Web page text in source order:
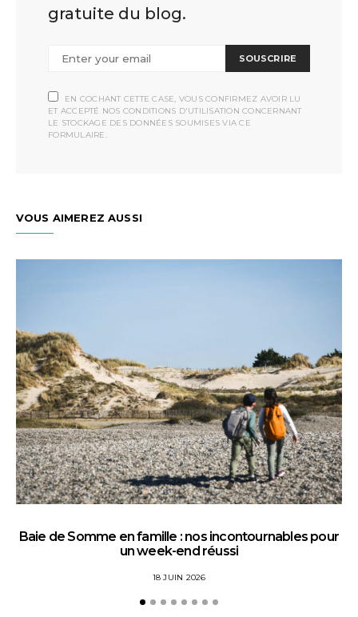
gratuite du blog.
SOUSCRIRE
EN COCHANT CETTE CASE, VOUS CONFIRMEZ AVOIR LU
ET ACCEPTÉ NOS CONDITIONS D'UTILISATION CONCERNANT
LE STOCKAGE DES DONNÉES SOUMISES VIA CE
FORMULAIRE.
VOUS AIMEREZ AUSSI
Baie de Somme en famille : nos incontournables pour
un week-end réussi
18 JUIN 2026